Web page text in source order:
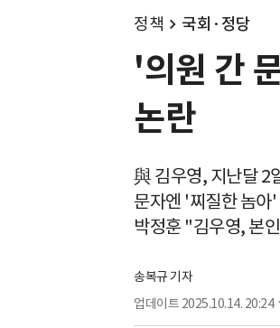
정책 국회·정당
'의원 간
논란
與 김우영, 지난달 2
문자엔 '찌질한 놈아'
박정훈 "김우영, 본
송복규 기자
업데이트 2025.10.14. 20:24